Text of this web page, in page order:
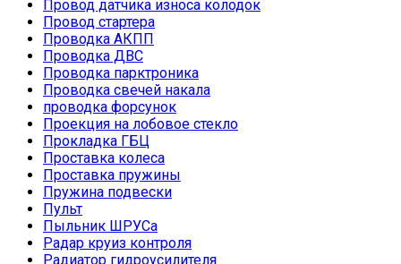
Провод датчика износа колодок
Провод стартера
Проводка АКПП
Проводка ДВС
Проводка парктроника
Проводка свечей накала
проводка форсунок
Проекция на лобовое стекло
Прокладка ГБЦ
Проставка колеса
Проставка пружины
Пружина подвески
Пульт
Пыльник ШРУСа
Радар круиз контроля
Радиатор гидроусилителя